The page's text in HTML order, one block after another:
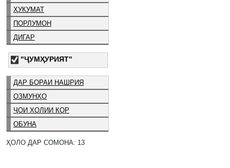
ҲУКУМАТ
ПОРЛУМОН
ДИГАР
"ҶУМҲУРИЯТ"
ДАР БОРАИ НАШРИЯ
ОЗМУНҲО
ҶОИ ХОЛИИ КОР
ОБУНА
ҲОЛО ДАР СОМОНА: 13